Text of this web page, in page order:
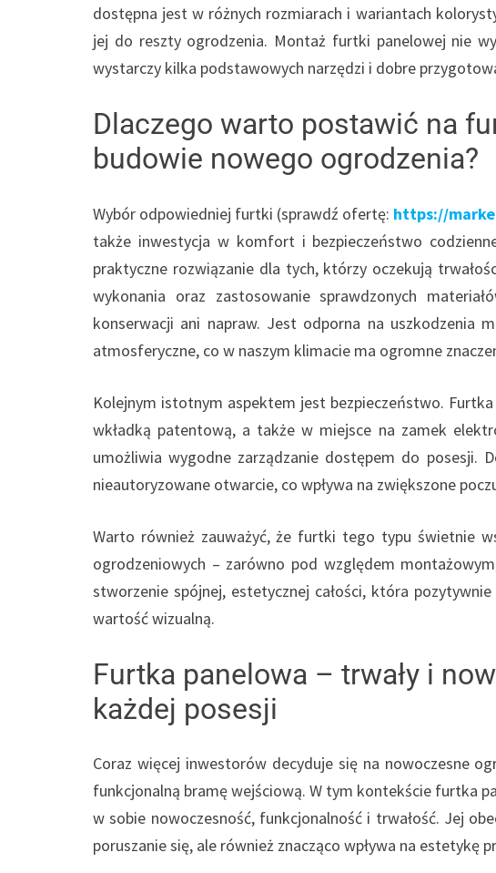
dostępna jest w różnych rozmiarach i wariantach
jej do reszty ogrodzenia. Montaż furtki panelowej nie
wystarczy kilka podstawowych narzędzi i dobre
Dlaczego warto postawić na
budowie nowego ogrodzenia?
Wybór odpowiedniej furtki (sprawdź ofertę: https://
także inwestycja w komfort i bezpieczeństwo
praktyczne rozwiązanie dla tych, którzy oczekują
wykonania oraz zastosowanie sprawdzonych
konserwacji ani napraw. Jest odporna na uszkodzenia
atmosferyczne, co w naszym klimacie ma ogromne
Kolejnym istotnym aspektem jest bezpieczeństwo.
wkładką patentową, a także w miejsce na zamek
umożliwia wygodne zarządzanie dostępem do posesji.
nieautoryzowane otwarcie, co wpływa na zwiększone
Warto również zauważyć, że furtki tego typu świetnie
ogrodzeniowych – zarówno pod względem
stworzenie spójnej, estetycznej całości, która
wartość wizualną.
Furtka panelowa – trwały i
każdej posesji
Coraz więcej inwestorów decyduje się na nowoczesne
funkcjonalną bramę wejściową. W tym kontekście furtka
w sobie nowoczesność, funkcjonalność i trwałość. Jej
poruszanie się, ale również znacząco wpływa na estetykę